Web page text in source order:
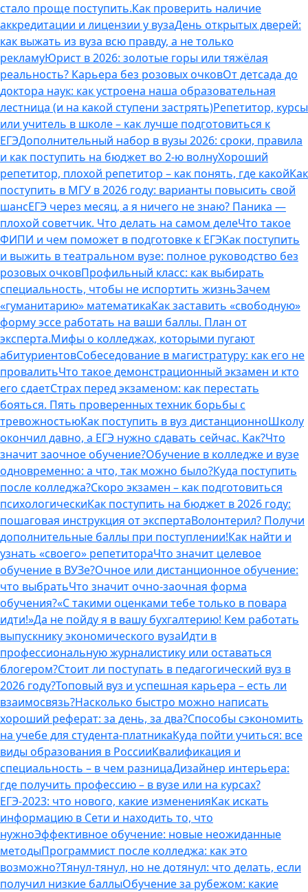
стало проще поступить.Как проверить наличие
аккредитации и лицензии у вузаДень открытых дверей:
как выжать из вуза всю правду, а не только
рекламуЮрист в 2026: золотые горы или тяжёлая
реальность? Карьера без розовых очковОт детсада до
доктора наук: как устроена наша образовательная
лестница (и на какой ступени застрять)Репетитор, курсы
или учитель в школе – как лучше подготовиться к
ЕГЭДополнительный набор в вузы 2026: сроки, правила
и как поступить на бюджет во 2‑ю волнуХороший
репетитор, плохой репетитор – как понять, где какойКак
поступить в МГУ в 2026 году: варианты повысить свой
шансЕГЭ через месяц, а я ничего не знаю? Паника —
плохой советчик. Что делать на самом делеЧто такое
ФИПИ и чем поможет в подготовке к ЕГЭКак поступить
и выжить в театральном вузе: полное руководство без
розовых очковПрофильный класс: как выбирать
специальность, чтобы не испортить жизньЗачем
«гуманитарию» математикаКак заставить «свободную»
форму эссе работать на ваши баллы. План от
эксперта.Мифы о колледжах, которыми пугают
абитуриентовСобеседование в магистратуру: как его не
провалитьЧто такое демонстрационный экзамен и кто
его сдаетСтрах перед экзаменом: как перестать
бояться. Пять проверенных техник борьбы с
тревожностьюКак поступить в вуз дистанционноШколу
окончил давно, а ЕГЭ нужно сдавать сейчас. Как?Что
значит заочное обучение?Обучение в колледже и вузе
одновременно: а что, так можно было?Куда поступить
после колледжа?Скоро экзамен – как подготовиться
психологическиКак поступить на бюджет в 2026 году:
пошаговая инструкция от экспертаВолонтерил? Получи
дополнительные баллы при поступлении!Как найти и
узнать «своего» репетитораЧто значит целевое
обучение в ВУЗе?Очное или дистанционное обучение:
что выбратьЧто значит очно-заочная форма
обучения?«С такими оценками тебе только в повара
идти!»Да не пойду я в вашу бухгалтерию! Кем работать
выпускнику экономического вузаИдти в
профессиональную журналистику или оставаться
блогером?Стоит ли поступать в педагогический вуз в
2026 году?Топовый вуз и успешная карьера – есть ли
взаимосвязь?Насколько быстро можно написать
хороший реферат: за день, за два?Способы сэкономить
на учебе для студента-платникаКуда пойти учиться: все
виды образования в РоссииКвалификация и
специальность – в чем разницаДизайнер интерьера:
где получить профессию – в вузе или на курсах?
ЕГЭ-2023: что нового, какие измененияКак искать
информацию в Сети и находить то, что
нужноЭффективное обучение: новые неожиданные
методыПрограммист после колледжа: как это
возможно?Тянул-тянул, но не дотянул: что делать, если
получил низкие баллыОбучение за рубежом: какие